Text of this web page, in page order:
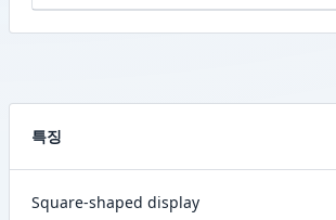
특징
Square-shaped display